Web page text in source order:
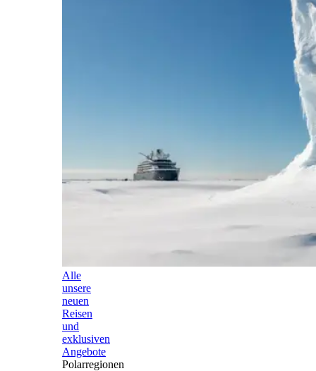
Alle
unsere
neuen
Reisen
und
exklusiven
Angebote
Polarregionen